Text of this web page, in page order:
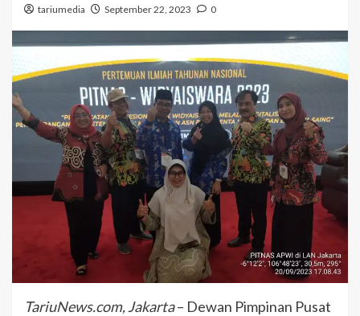
tariumedia September 22, 2023 0
TariuNews.com, Jakarta– Dewan Pimpinan Pusat